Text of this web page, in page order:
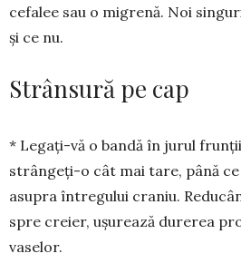
cefalee sau o migrenă. Noi
și ce nu.
Strânsură pe cap
* Legați-vă o bandă în jurul
strângeți-o cât mai tare, până
asupra întregului craniu.
spre creier, ușurează durerea
vaselor.